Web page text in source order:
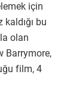
için
bu
olan
Barrymore,
film, 4